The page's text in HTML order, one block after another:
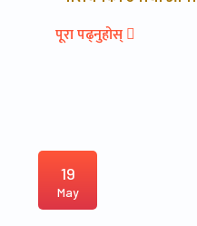
पूरा पढ्नुहोस्
19
May